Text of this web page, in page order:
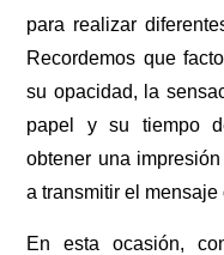
para realizar
Recordemos que
su opacidad, la
papel y su tiempo
obtener una
a transmitir el mensaje
En esta ocasión,